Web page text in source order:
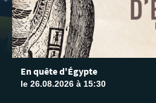
En quête d'Égypte
le 26.08.2026 à 15:30